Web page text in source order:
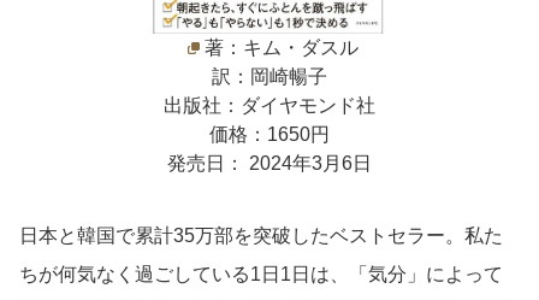
著：キム・ダスル
訳：岡崎暢子
出版社：ダイヤモンド社
価格：1650円
発売日： 2024年3月6日
日本と韓国で累計35万部を突破したベストセラー。私た
ちが何気なく過ごしている1日1日は、「気分」によって